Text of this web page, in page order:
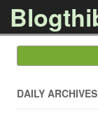
DAILY